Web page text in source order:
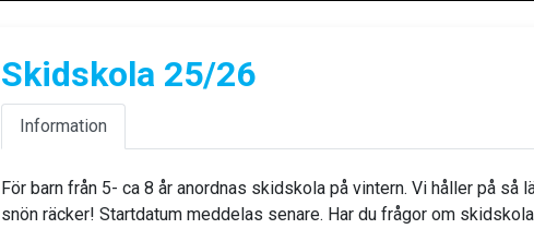
Skidskola 25/26
Information
För barn från 5- ca 8 år anordnas skidskola på vintern. Vi håller på så
snön räcker! Startdatum meddelas senare. Har du frågor om